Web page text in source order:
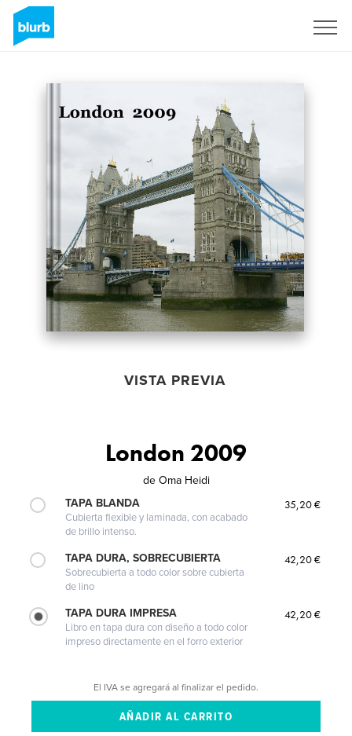
VISTA PREVIA
London 2009
de Oma Heidi
TAPA BLANDA
Cubierta flexible y laminada, con acabado
de brillo intenso.
35,20 €
TAPA DURA, SOBRECUBIERTA
Sobrecubierta a todo color sobre cubierta
de lino
42,20 €
TAPA DURA IMPRESA
Libro en tapa dura con diseño a todo color
impreso directamente en el forro exterior
42,20 €
El IVA se agregará al finalizar el pedido.